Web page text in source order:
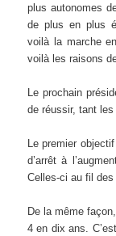
plus autonomes
de plus en plus
voilà la marche
voilà les raisons
Le prochain
de réussir, tant
Le premier
d’arrêt à
Celles-ci au fil
De la même
4 en dix ans.